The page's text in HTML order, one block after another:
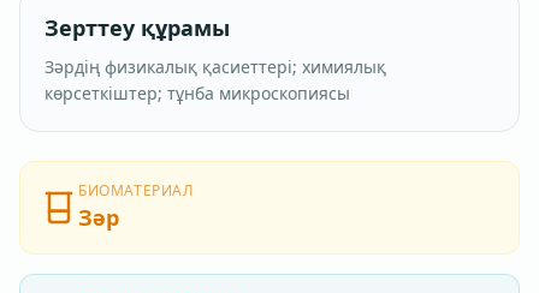
Зерттеу құрамы
Зәрдің физикалық қасиеттері; химиялық
көрсеткіштер; тұнба микроскопиясы
БИОМАТЕРИАЛ
Зәр